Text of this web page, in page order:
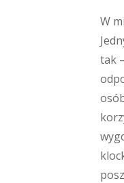
W
tak